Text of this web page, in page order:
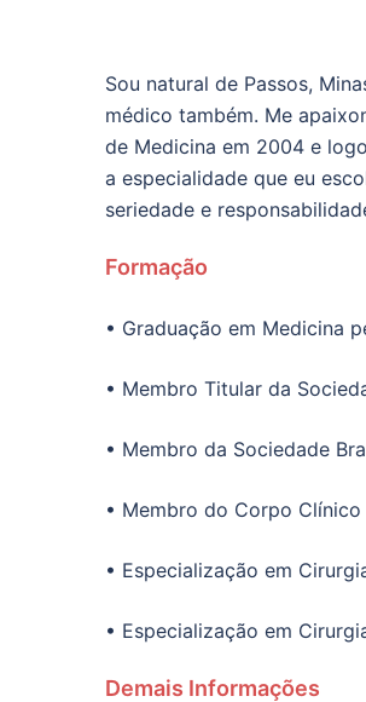
Sou natural de Passos,
médico também. Me
de Medicina em 2004 e
a especialidade que eu
seriedade e
Formação
• Graduação em Medicina
• Membro Titular da
• Membro da Sociedade
• Membro do Corpo
• Especialização em
• Especialização em
Demais Informações